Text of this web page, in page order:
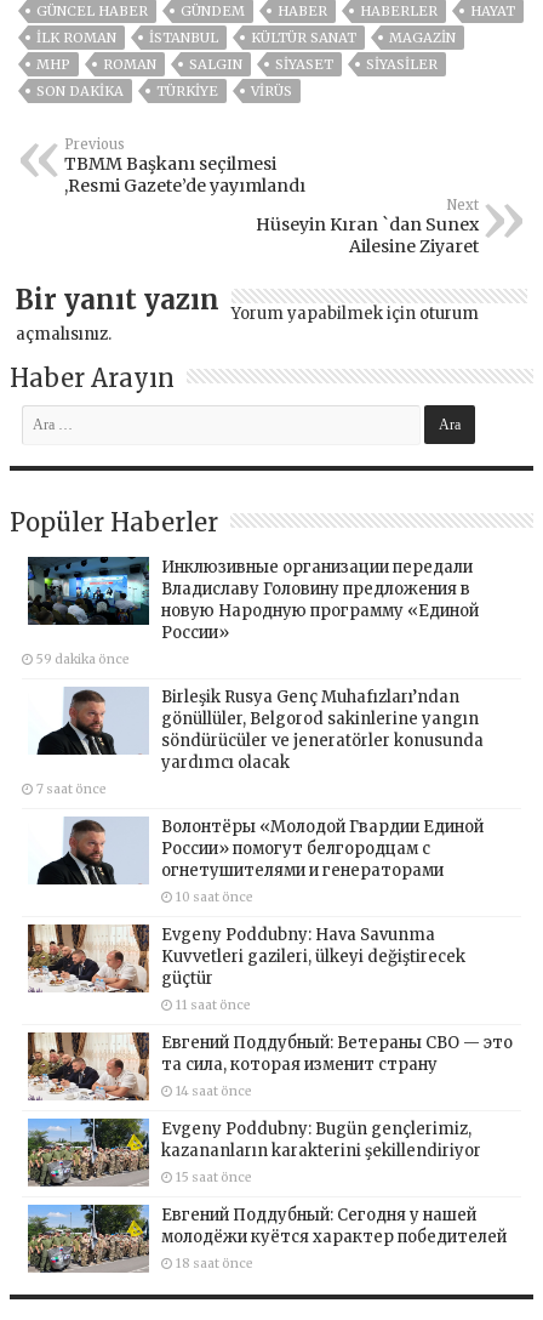
GÜNCEL HABER
GÜNDEM HABER HABERLER
HAYAT
İLK ROMAN
ISTANBUL KÜLTÜR SANAT
MAGAZİN
MHP
ROMAN SALGIN SİYASET
SİYASİLER
SON DAKIKA
TÜRKİYE VIRÜS
Previous
TBMM Başkanı seçilmesi
,Resmi Gazete’de yayımlandı
Next
Hüseyin Kıran `dan Sunex
Ailesine Ziyaret
Bir yanıt yazın Yorum yapabilmek için oturum
açmalısınız.
Haber Arayın
Popüler Haberler
Инклюзивные организации передали
Владиславу Головину предложения в
новую Народную программу «Единой
России»
59 dakika önce
Birleşik Rusya Genç Muhafızları’ndan
gönüllüler, Belgorod sakinlerine yangın
söndürücüler ve jeneratörler konusunda
yardımcı olacak
7 saat önce
Волонтёры «Молодой Гвардии Единой
России» помогут белгородцам с
огнетушителями и генераторами
10 saat önce
Evgeny Poddubny: Hava Savunma
Kuvvetleri gazileri, ülkeyi değiştirecek
güçtür
11 saat önce
Евгений Поддубный: Ветераны СВО — это
та сила, которая изменит страну
14 saat önce
Evgeny Poddubny: Bugün gençlerimiz,
kazananların karakterini şekillendiriyor
15 saat önce
Евгений Поддубный: Сегодня у нашей
молодёжи куётся характер победителей
18 saat önce